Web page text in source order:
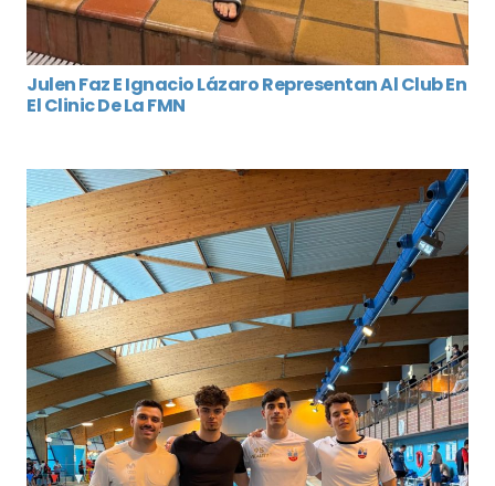
Julen Faz E Ignacio Lázaro Representan Al Club En
El Clinic De La FMN